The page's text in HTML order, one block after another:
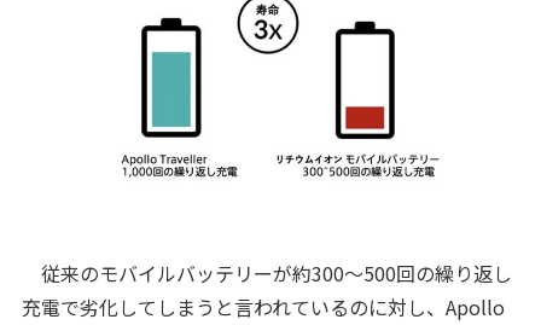
従来のモバイルバッテリーが約300～500回の繰り返し
充電で劣化してしまうと言われているのに対し、Apollo